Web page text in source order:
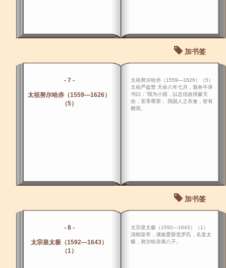
加书签
- 7 -
太祖努尔哈赤（1559―1626）
（5）
太祖努尔哈赤（1559―1626）（5）
太祖严盗禁 天命八年七月，颁各牛录
书曰：“我为小国，以忠信故得蒙天
佑，安享尊荣， 我国人之衣食，皆有
赖焉。
加书签
- 8 -
太宗皇太极（1592―1643）
（1）
太宗皇太极（1592―1643）（1）
清朝皇帝，满族爱新觉罗氏，名皇太
极，努尔哈赤第八子。